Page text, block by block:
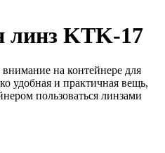
линз KTK-17
на контейнере для
удобная и практичная вещь,
пользоваться линзами